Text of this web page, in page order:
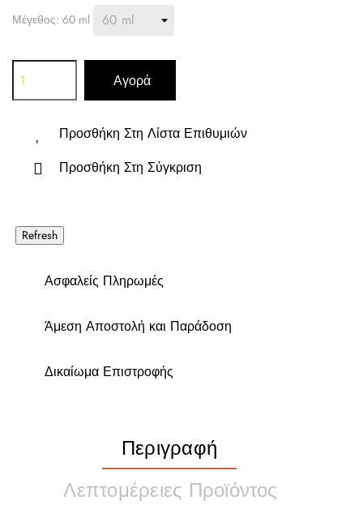
Μέγεθος: 60 ml
Αγορά
Προσθήκη Στη Λίστα Επιθυμιών
Προσθήκη Στη Σύγκριση
Ασφαλείς Πληρωμές
Άμεση Αποστολή και Παράδοση
Δικαίωμα Επιστροφής
Περιγραφή
Λεπτομέρειες Προϊόντος